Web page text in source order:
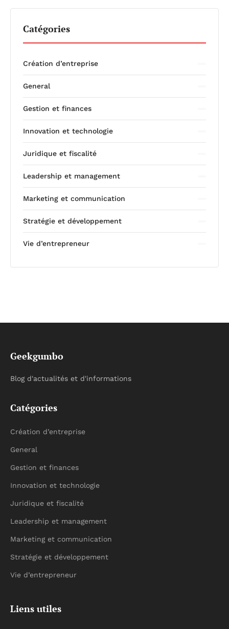
Catégories
Création d’entreprise
General
Gestion et finances
Innovation et technologie
Juridique et fiscalité
Leadership et management
Marketing et communication
Stratégie et développement
Vie d’entrepreneur
Geekgumbo
Blog d'actualités et d'informations
Catégories
Création d’entreprise
General
Gestion et finances
Innovation et technologie
Juridique et fiscalité
Leadership et management
Marketing et communication
Stratégie et développement
Vie d’entrepreneur
Liens utiles